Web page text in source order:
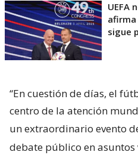
UEFA
sigue
“En cuestión de días, el
centro de la atención
un extraordinario evento
debate público en asuntos